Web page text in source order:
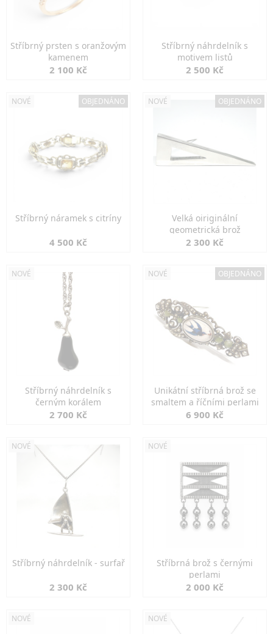
Stříbrný prsten s oranžovým
kamenem
2 100 Kč
Stříbrný náhrdelník s
motivem listů
2 500 Kč
NOVÉ OBJEDNÁNO
Stříbrný náramek s citríny
4 500 Kč
NOVÉ OBJEDNÁNO
Velká oiriginální
geometrická brož
2 300 Kč
NOVÉ
Stříbrný náhrdelník s
černým korálem
2 700 Kč
NOVÉ OBJEDNÁNO
Unikátní stříbrná brož se
smaltem a říčními perlami
6 900 Kč
NOVÉ
Stříbrný náhrdelník - surfař
2 300 Kč
NOVÉ
Stříbrná brož s černými
perlami
2 000 Kč
NOVÉ NOVÉ